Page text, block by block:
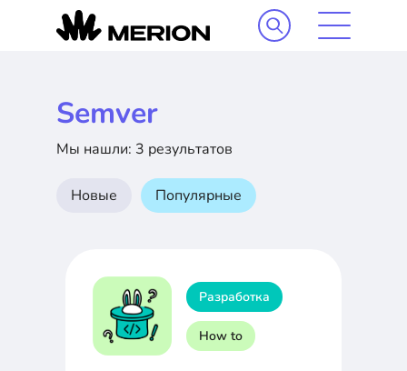
Semver
Мы нашли: 3 результатов
Новые Популярные
Разработка
How to